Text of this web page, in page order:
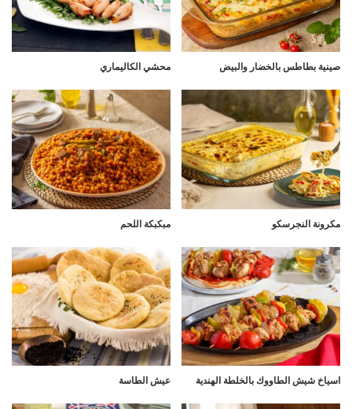
صينية بطاطس بالخضار والبيض محشي الكاليماري
مكرونة النجرسكو مبكبكة اللحم
اسياخ شيش الطاووك بالخلطة الهندية عيش الطاسة